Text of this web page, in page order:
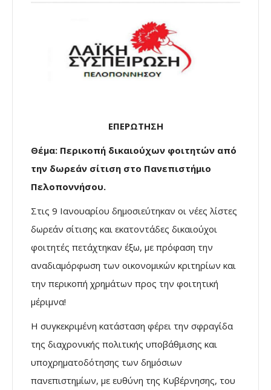
ΕΠΕΡΩΤΗΣΗ
Θέμα: Περικοπή δικαιούχων φοιτητών από
την δωρεάν σίτιση στο Πανεπιστήμιο
Πελοποννήσου.
Στις 9 Ιανουαρίου δημοσιεύτηκαν οι νέες λίστες
δωρεάν σίτισης και εκατοντάδες δικαιούχοι
φοιτητές πετάχτηκαν έξω, με πρόφαση την
αναδιαμόρφωση των οικονομικών κριτηρίων και
την περικοπή χρημάτων προς την φοιτητική
μέριμνα!
Η συγκεκριμένη κατάσταση φέρει την σφραγίδα
της διαχρονικής πολιτικής υποβάθμισης και
υποχρηματοδότησης των δημόσιων
πανεπιστημίων, με ευθύνη της Κυβέρνησης, του